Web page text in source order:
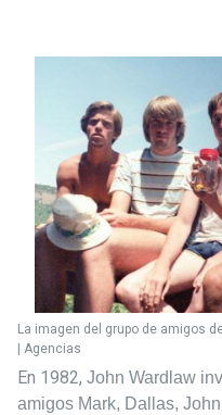
La imagen del grupo de amigos
| Agencias
En 1982, John Wardlaw
amigos Mark, Dallas,